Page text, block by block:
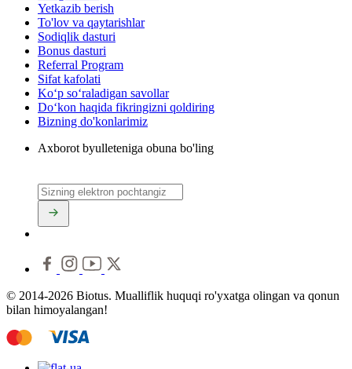
Yetkazib berish
To'lov va qaytarishlar
Sodiqlik dasturi
Bonus dasturi
Referral Program
Sifat kafolati
Ko‘p so‘raladigan savollar
Do‘kon haqida fikringizni qoldiring
Bizning do'konlarimiz
Axborot byulleteniga obuna bo'ling
© 2014-2026 Biotus. Mualliflik huquqi ro'yxatga olingan va qonun
bilan himoyalangan!